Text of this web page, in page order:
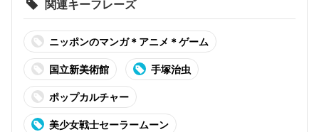
関連キーフレーズ
ニッポンのマンガ＊アニメ＊ゲーム
国立新美術館 手塚治虫
ポップカルチャー
美少女戦士セーラームーン